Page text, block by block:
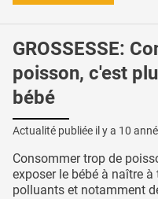
GROSSESSE:
poisson, c'est
bébé
Actualité publiée il y a 10
Consommer trop de
exposer le bébé à naître
polluants et notamment